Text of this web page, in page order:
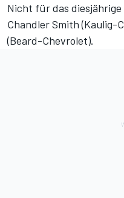
Nicht für das
Chandler Smith (Kaulig-
(Beard-Chevrolet).